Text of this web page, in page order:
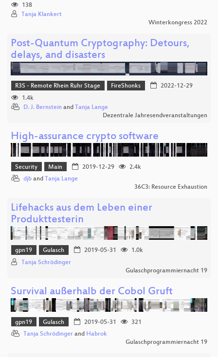
138
Tanja Klankert
Winterkongress 2022
Post-Quantum Cryptography: Detours,
delays, and disasters
R3S - Remote Rhein Ruhr Stage FireShonks
2022-12-29
1.4k
D. J. Bernstein and Tanja Lange
Dezentrale Jahresendveranstaltungen
High-assurance crypto software
Security Main 2019-12-29
2.4k
djb and Tanja Lange
36C3: Resource Exhaustion
Lifehacks aus dem Leben einer
Produkttesterin
gpn19 Gulasch 2019-05-31
1.0k
Tanja Schrödinger
Gulaschprogrammiernacht 19
Survival außerhalb der Cobol Gruft
gpn19 Gulasch 2019-05-31
321
Tanja Schrödinger and Habrok
Gulaschprogrammiernacht 19